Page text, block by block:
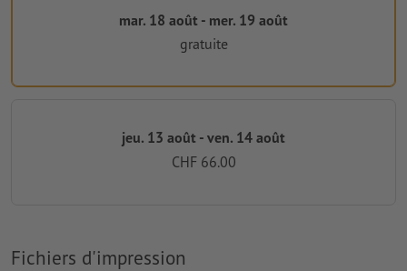
mar. 18 août - mer. 19 août
gratuite
jeu. 13 août - ven. 14 août
CHF 66.00
Fichiers d'impression